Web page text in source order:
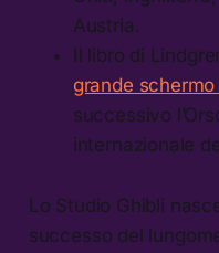
Austria.
Il libro di
grande
successivo
internazionale
Lo Studio Ghibli
successo del